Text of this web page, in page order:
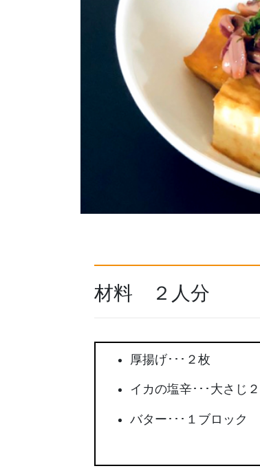
材料 ２人分
厚揚げ･･･２枚
イカの塩辛･･･大さじ２
バター･･･１ブロック